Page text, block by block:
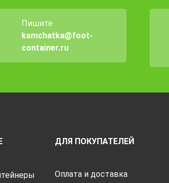
Пишите
kamchatka@foot-
container.ru
ДЛЯ ПОКУПАТЕЛЕЙ
Оплата и доставка